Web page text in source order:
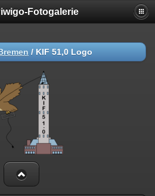
Fotogalerie
/ KIF 51,0 Logo